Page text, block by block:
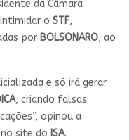
da Câmara
o STF,
por BOLSONARO, ao
e só irá gerar
, criando falsas
opinou a
site do ISA.